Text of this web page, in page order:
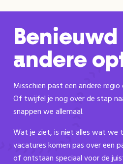
Benieuwd
andere
Misschien past een andere
Of twijfel je nog over de stap
snappen we allemaal.
Wat je ziet, is niet alles wat we
vacatures komen pas over een
of ontstaan speciaal voor de